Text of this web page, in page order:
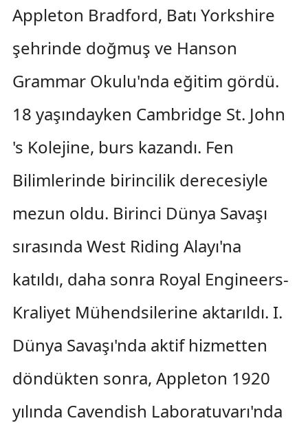
Appleton Bradford, Batı Yorkshire
şehrinde doğmuş ve Hanson
Grammar Okulu'nda eğitim gördü.
18 yaşındayken Cambridge St. John
's Kolejine, burs kazandı. Fen
Bilimlerinde birincilik derecesiyle
mezun oldu. Birinci Dünya Savaşı
sırasında West Riding Alayı'na
katıldı, daha sonra Royal Engineers-
Kraliyet Mühendsilerine aktarıldı. I.
Dünya Savaşı'nda aktif hizmetten
döndükten sonra, Appleton 1920
yılında Cavendish Laboratuvarı'nda